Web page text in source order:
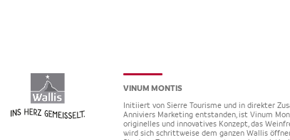
VINUM MONTIS
Initiiert von Sierre Tourisme und in direkter
Anniviers Marketing entstanden, ist Vinum
originelles und innovatives Konzept, das
wird sich schrittweise dem ganzen Wallis